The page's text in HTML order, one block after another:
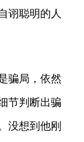
诩聪明的人
骗局，依然
节判断出骗
没想到他刚